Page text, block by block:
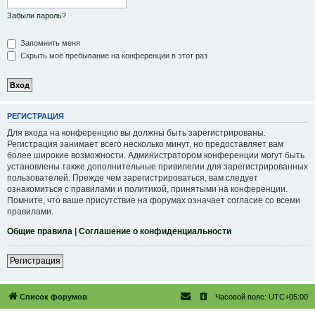
Забыли пароль?
Запомнить меня
Скрыть моё пребывание на конференции в этот раз
РЕГИСТРАЦИЯ
Для входа на конференцию вы должны быть зарегистрированы.
Регистрация занимает всего несколько минут, но предоставляет вам
более широкие возможности. Администратором конференции могут быть
установлены также дополнительные привилегии для зарегистрированных
пользователей. Прежде чем зарегистрироваться, вам следует
ознакомиться с правилами и политикой, принятыми на конференции.
Помните, что ваше присутствие на форумах означает согласие со всеми
правилами.
Общие правила | Соглашение о конфиденциальности
Регистрация
Список форумов Часовой пояс: UTC+05:00